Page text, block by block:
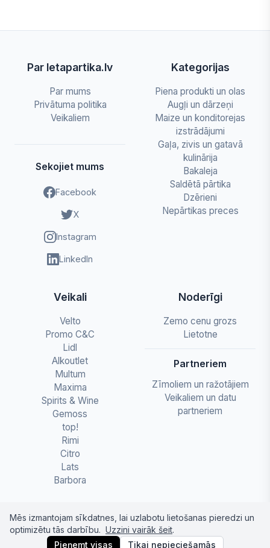
Par letapartika.lv
Par mums
Privātuma politika
Veikaliem
Sekojiet mums
Facebook
X
Instagram
LinkedIn
Kategorijas
Piena produkti un olas
Augļi un dārzeņi
Maize un konditorejas
izstrādājumi
Gaļa, zivis un gatavā
kulinārija
Bakaleja
Saldētā pārtika
Dzērieni
Nepārtikas preces
Veikali
Velto
Promo C&C
Lidl
Alkoutlet
Multum
Maxima
Spirits & Wine
Gemoss
top!
Rimi
Citro
Lats
Barbora
Noderīgi
Zemo cenu grozs
Lietotne
Partneriem
Zīmoliem un ražotājiem
Veikaliem un datu
partneriem
© 2026 letapartika.lv - Pārtikas cenu salīdzinājumi
Mēs izmantojam sīkdatnes, lai uzlabotu lietošanas pieredzi un
optimizētu tās darbību. Uzzini vairāk šeit.
Pieņemt visas
Tikai nepieciešamās